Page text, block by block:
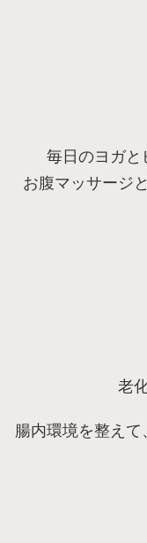
毎日のヨガと
お腹マッサージ
老
腸内環境を整え